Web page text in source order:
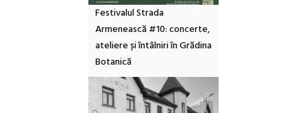
Festivalul Strada
Armenească #10: concerte,
ateliere și întâlniri în Grădina
Botanică